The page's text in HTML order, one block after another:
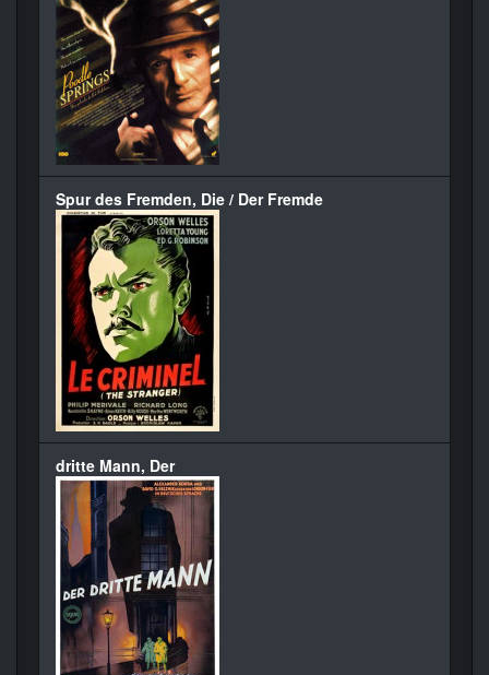
Spur des Fremden, Die / Der Fremde
dritte Mann, Der